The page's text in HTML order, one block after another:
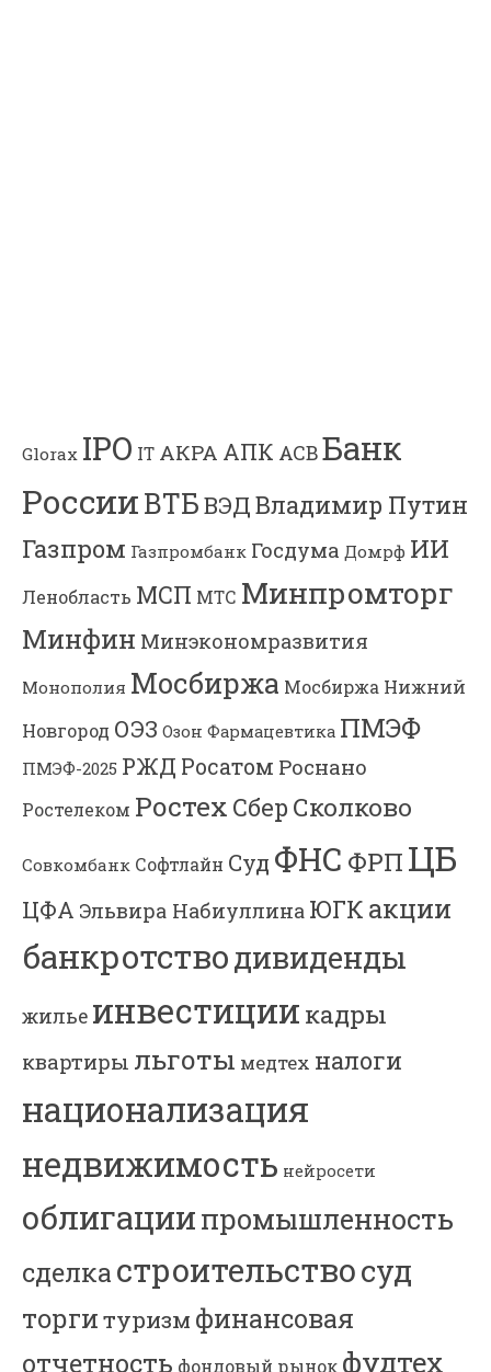
Glorax IPO IT АКРА АПК АСВБанк
РоссииВТБВЭДВладимир Путин
Газпром Газпромбанк Госдума Домрф ИИ
Ленобласть МСП МТС Минпромторг
Минфин Минэкономразвития
Монополия Мосбиржа Мосбиржа Нижний
Новгород ОЭЗ Озон Фармацевтика ПМЭФ
ПМЭФ-2025 РЖД Росатом Роснано
Ростелеком Ростех Сбер Сколково
Совкомбанк Софтлайн Суд ФНС ФРП ЦБ
ЦФА Эльвира Набиуллина ЮГК акции
банкротстводивиденды
жилье инвестиции кадры
квартиры льготы медтех налоги
национализация
недвижимость нейросети
облигациипромышленность
сделкастроительствосуд
торгитуризм финансовая
отчетность фондовый рынок фудтех